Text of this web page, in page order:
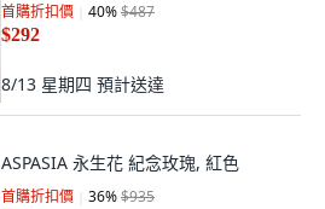
首購折扣價 40%$487
$292
8/13 星期四 預計送達
ASPASIA 永生花 紀念玫瑰, 紅色
首購折扣價 36%$935